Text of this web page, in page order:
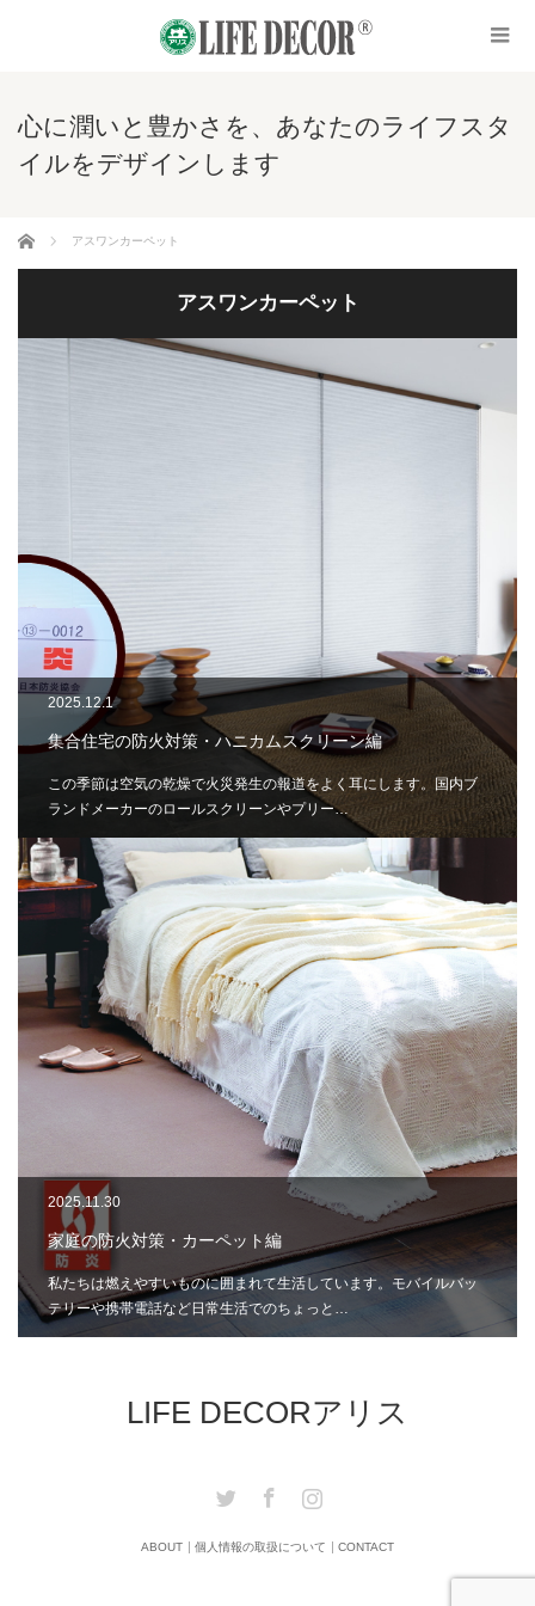
心に潤いと豊かさを、あなたのライフスタ
イルをデザインします
ホーム アスワンカーペット
アスワンカーペット
2025.12.1
集合住宅の防火対策・ハニカムスクリーン編
この季節は空気の乾燥で火災発生の報道をよく耳にします。国内ブ
ランドメーカーのロールスクリーンやプリー…
2025.11.30
家庭の防火対策・カーペット編
私たちは燃えやすいものに囲まれて生活しています。モバイルバッ
テリーや携帯電話など日常生活でのちょっと…
LIFE DECORアリス
Twitter Facebook
ABOUT 個人情報の取扱について CONTACT